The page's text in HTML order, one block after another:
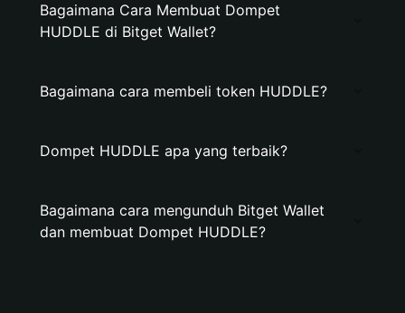
Bagaimana Cara Membuat Dompet
HUDDLE di Bitget Wallet?
Bagaimana cara membeli token HUDDLE?
Dompet HUDDLE apa yang terbaik?
Bagaimana cara mengunduh Bitget Wallet
dan membuat Dompet HUDDLE?